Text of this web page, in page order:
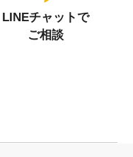
LINEチャットで
ご相談